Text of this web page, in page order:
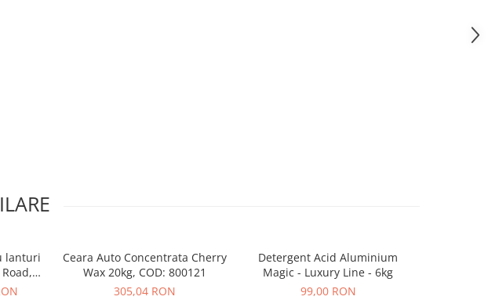
lanturi
Ceara Auto Concentrata Cherry
Wax 20kg, COD: 800121
305,04 RON
Detergent Acid Aluminium
Magic - Luxury Line - 6kg
99,00 RON